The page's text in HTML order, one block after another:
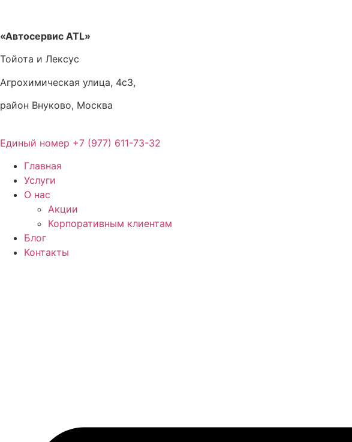
содержимому
«Автосервис ATL»
Тойота и Лексус
Агрохимическая улица, 4с3,
район Внуково, Москва
Единый номер +7 (977) 611-73-32
Главная
Услуги
О нас
Акции
Корпоративным клиентам
Блог
Контакты